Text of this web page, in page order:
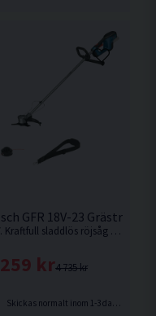
18V (1x5,2Ah)
GFR 18V-23
18V. Kraftfull sladdlös röjsåg / grästrimmer för bekvämt arbete i trädgården.
4 735 kr
kr
Skickas normalt inom 1-3 dagar